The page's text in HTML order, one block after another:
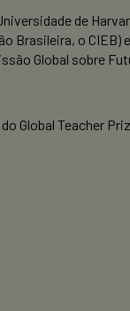
de
o CIEB)
Global sobre
Global Teacher